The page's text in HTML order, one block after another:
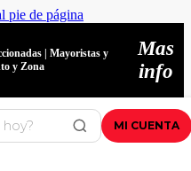
pie de página
| Mayoristas y
y Zona
Mas
info
MI CUENTA